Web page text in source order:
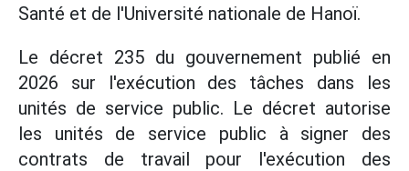
Santé et de l'Université nationale de Hanoï.
Le décret 235 du gouvernement publié en
2026 sur l'exécution des tâches dans les
unités de service public. Le décret autorise
les unités de service public à signer des
contrats de travail pour l'exécution des